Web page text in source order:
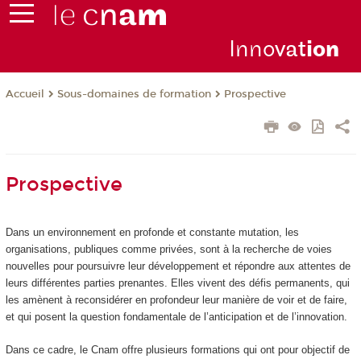
Innovation
Accueil Sous-domaines de formation Prospective
Prospective
Dans un environnement en profonde et constante mutation, les
organisations, publiques comme privées, sont à la recherche de voies
nouvelles pour poursuivre leur développement et répondre aux attentes de
leurs différentes parties prenantes. Elles vivent des défis permanents, qui
les amènent à reconsidérer en profondeur leur manière de voir et de faire,
et qui posent la question fondamentale de l’anticipation et de l’innovation.
Dans ce cadre, le Cnam offre plusieurs formations qui ont pour objectif de